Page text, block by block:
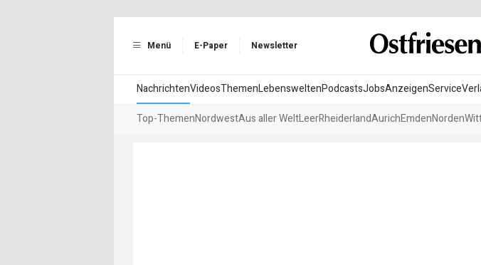
Menü E-Paper Newsletter
NachrichtenVideosThemenLebensweltenPodcastsJobsAnzeigenService
Top-ThemenNordwestAus aller WeltLeerRheiderlandAurichEmdenNorden